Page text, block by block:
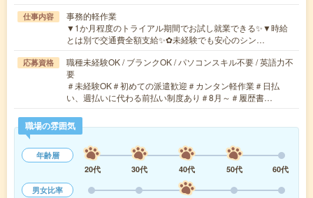
仕事内容
事務的軽作業
▼1か月程度のトライアル期間でお試し就業できる✨▼時給
とは別で交通費全額支給✨✿未経験でも安心のシン…
応募資格
職種未経験OK / ブランクOK / パソコンスキル不要 / 英語力不
要
＃未経験OK＃初めての派遣歓迎＃カンタン軽作業＃日払
い、週払いに代わる前払い制度あり＃8月～＃履歴書…
職場の雰囲気
年齢層
20代
30代 40代 50代
60代
男女比率